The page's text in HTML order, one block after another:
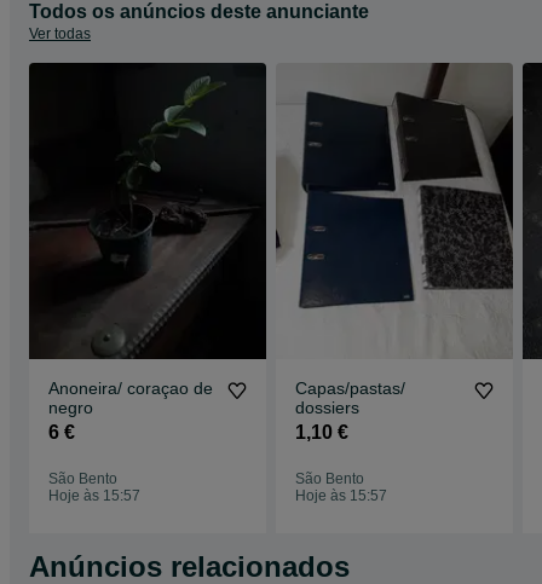
Todos os anúncios deste anunciante
Ver todas
Anoneira/ coraçao de
negro
6 €
São Bento
Hoje às 15:57
Capas/pastas/
dossiers
1,10 €
São Bento
Hoje às 15:57
Anúncios relacionados